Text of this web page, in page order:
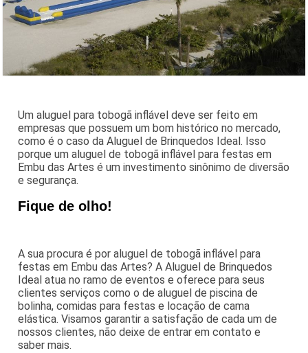
Um aluguel para tobogã inflável deve ser feito em
empresas que possuem um bom histórico no mercado,
como é o caso da Aluguel de Brinquedos Ideal. Isso
porque um aluguel de tobogã inflável para festas em
Embu das Artes é um investimento sinônimo de diversão
e segurança.
Fique de olho!
A sua procura é por aluguel de tobogã inflável para
festas em Embu das Artes? A Aluguel de Brinquedos
Ideal atua no ramo de eventos e oferece para seus
clientes serviços como o de aluguel de piscina de
bolinha, comidas para festas e locação de cama
elástica. Visamos garantir a satisfação de cada um de
nossos clientes, não deixe de entrar em contato e
saber mais.